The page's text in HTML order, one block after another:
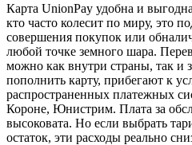
Карта UnionPay удобна и
кто часто колесит по миру, это
совершения покупок или
любой точке земного шара.
можно как внутри страны, так и
пополнить карту, прибегают к
распространенных платежных
Короне, Юнистрим. Плата за
высоковата. Но если выбрать
остаток, эти расходы реально